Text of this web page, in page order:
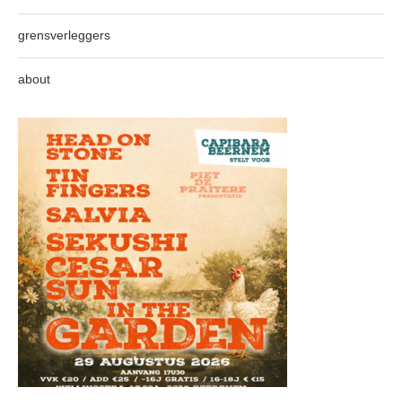
grensverleggers
about